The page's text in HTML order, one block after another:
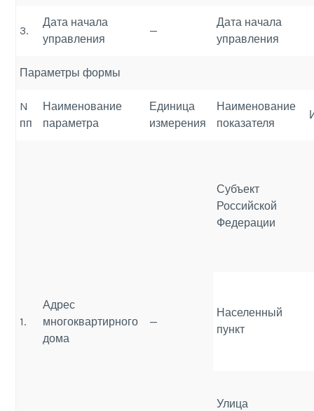
3.
Дата начала
управления
—
Дата начала
управления
Параметры формы
N
пп
Наименование
параметра
Единица
измерения
Наименование
показателя
1.
Адрес
многоквартирного
дома
—
Субъект
Российской
Федерации
Населенный
пункт
Улица